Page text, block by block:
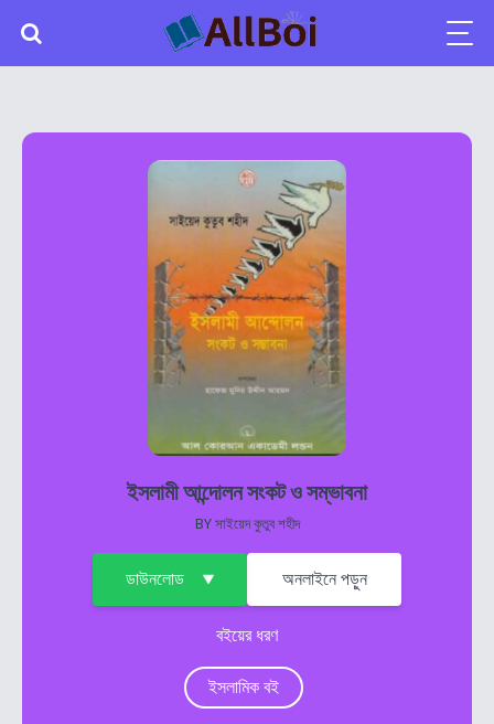
ইসলামী আন্দোলন সংকট ও সম্ভাবনা
BYসাইয়েদ কুতুব শহীদ
ডাউনলোড অনলাইনে পড়ুন
বইয়ের ধরণ
ইসলামিক বই